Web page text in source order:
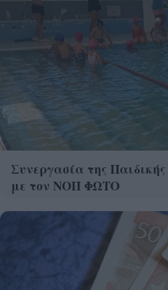
Συνεργασία της
με τον ΝΟΠ ΦΩΤΟ